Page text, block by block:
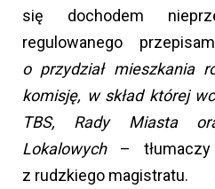
się dochodem
regulowanego
o przydział mieszkania
komisję, w skład której
TBS, Rady Miasta
Lokalowych– tłumaczy
z rudzkiego magistratu.